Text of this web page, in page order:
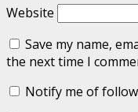
Website
Save my name,
the next time I
Notify me of